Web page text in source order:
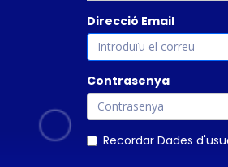
Direcció Email
Contrasenya
Recordar Dades